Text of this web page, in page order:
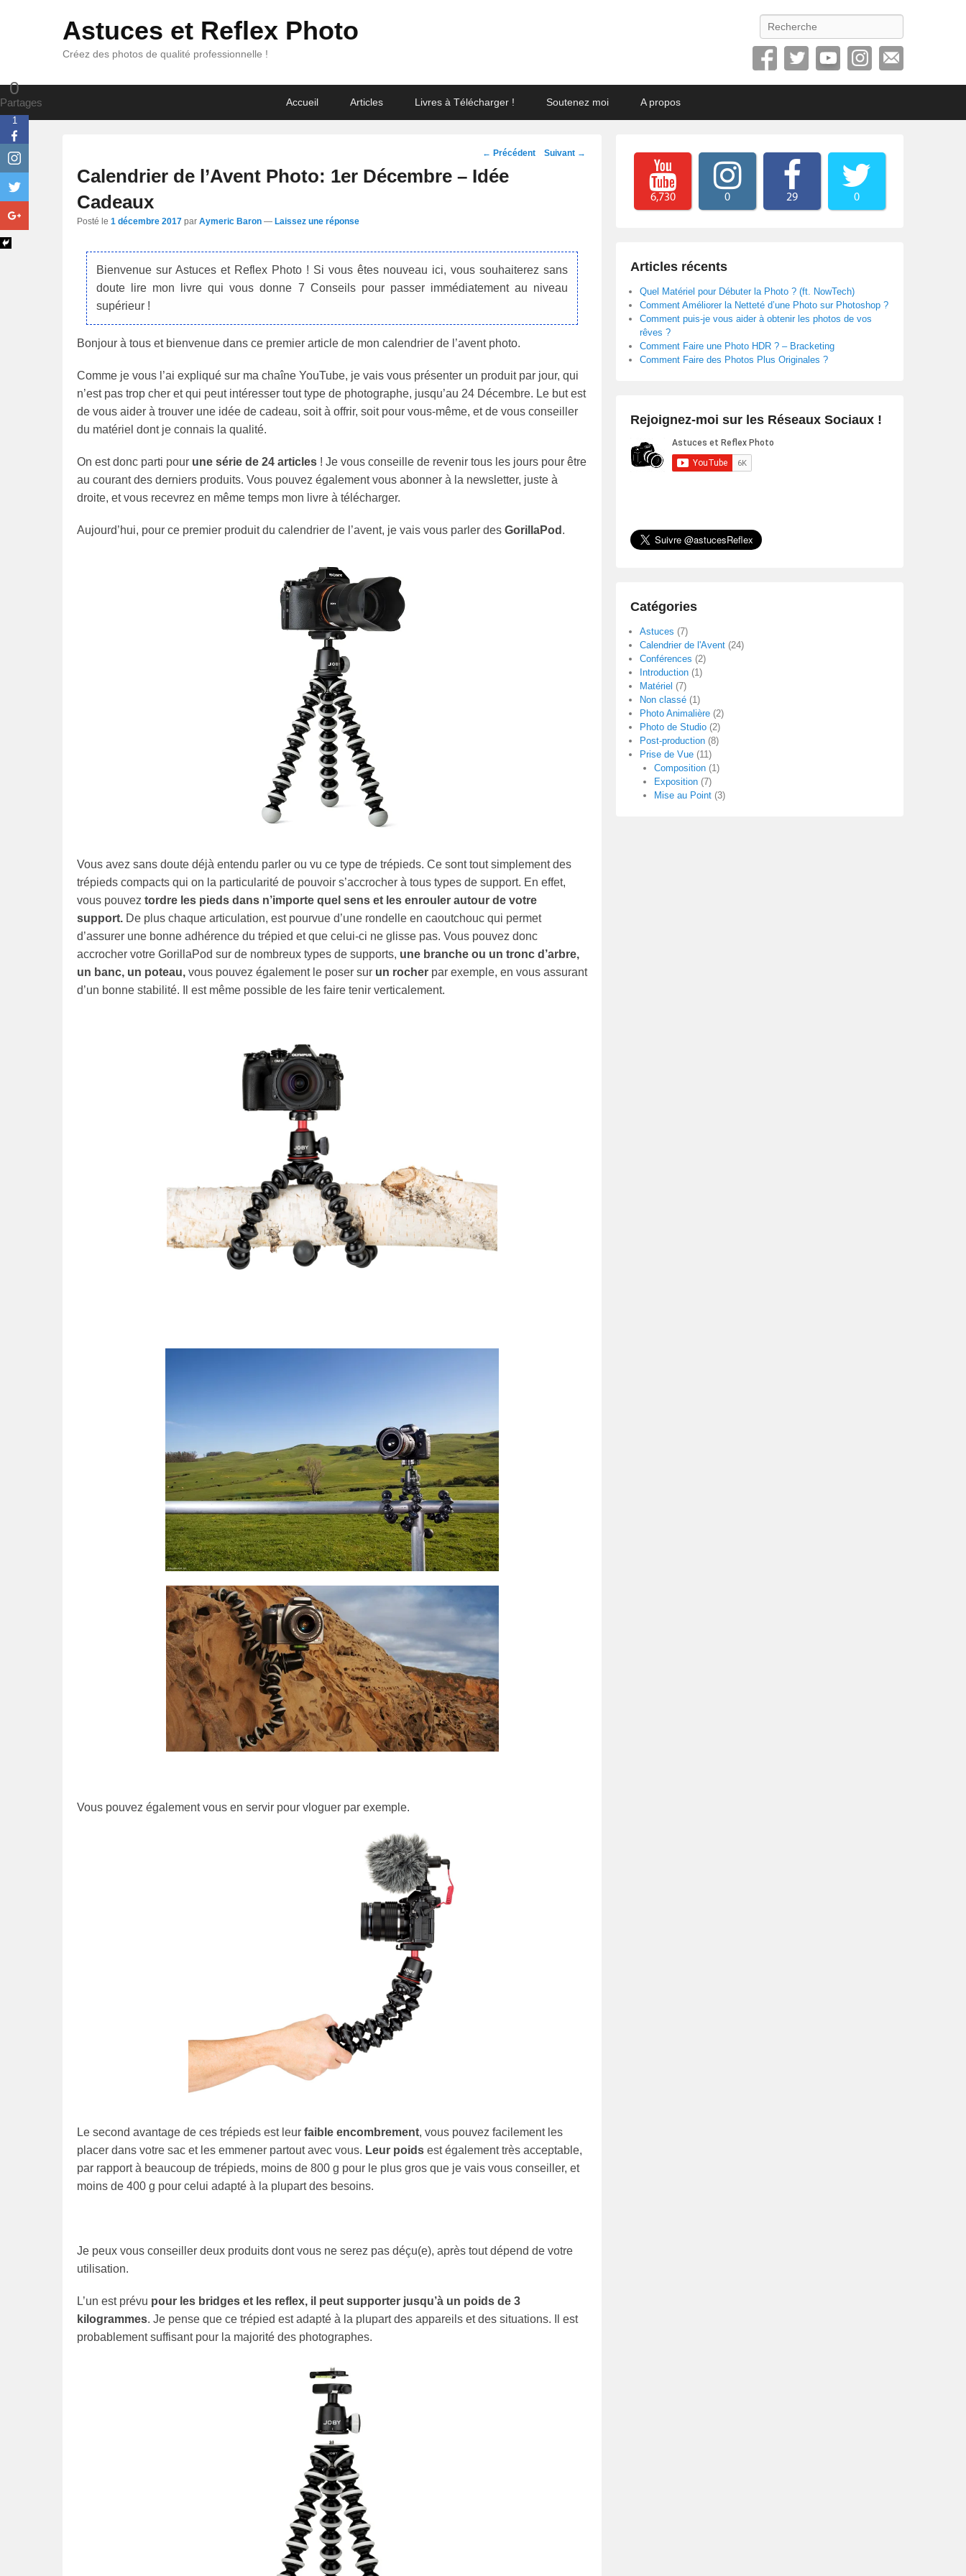
Astuces et Reflex Photo
Créez des photos de qualité professionnelle !
Recherche
Premier
menu
Passer
contenu
principal
Passer
contenu
secondaire
Accueil Articles Livres à Télécharger ! Soutenez moi A propos
Navigation
des
← Précédent Suivant →
Calendrier de l’Avent Photo: 1er Décembre – Idée
Cadeaux
Posté le 1 décembre 2017 par Aymeric Baron — Laissez une réponse
Bienvenue sur Astuces et Reflex Photo ! Si vous êtes nouveau ici, vous souhaiterez sans
doute lire mon livre qui vous donne 7 Conseils pour passer immédiatement au niveau
supérieur !
Bonjour à tous et bienvenue dans ce premier article de mon calendrier de l’avent photo.
Comme je vous l’ai expliqué sur ma chaîne YouTube, je vais vous présenter un produit par jour, qui
n’est pas trop cher et qui peut intéresser tout type de photographe, jusqu’au 24 Décembre. Le but est
de vous aider à trouver une idée de cadeau, soit à offrir, soit pour vous-même, et de vous conseiller
du matériel dont je connais la qualité.
On est donc parti pour une série de 24 articles ! Je vous conseille de revenir tous les jours pour être
au courant des derniers produits. Vous pouvez également vous abonner à la newsletter, juste à
droite, et vous recevrez en même temps mon livre à télécharger.
Aujourd’hui, pour ce premier produit du calendrier de l’avent, je vais vous parler des GorillaPod .
Vous avez sans doute déjà entendu parler ou vu ce type de trépieds. Ce sont tout simplement des
trépieds compacts qui on la particularité de pouvoir s’accrocher à tous types de support. En effet,
vous pouvez tordre les pieds dans n’importe quel sens et les enrouler autour de votre
support. De plus chaque articulation, est pourvue d’une rondelle en caoutchouc qui permet
d’assurer une bonne adhérence du trépied et que celui-ci ne glisse pas. Vous pouvez donc
accrocher votre GorillaPod sur de nombreux types de supports, une branche ou un tronc d’arbre,
un banc, un poteau, vous pouvez également le poser sur un rocher par exemple, en vous assurant
d’un bonne stabilité. Il est même possible de les faire tenir verticalement.
Vous pouvez également vous en servir pour vloguer par exemple.
Le second avantage de ces trépieds est leur faible encombrement, vous pouvez facilement les
placer dans votre sac et les emmener partout avec vous. Leur poids est également très acceptable,
par rapport à beaucoup de trépieds, moins de 800 g pour le plus gros que je vais vous conseiller, et
moins de 400 g pour celui adapté à la plupart des besoins.
Je peux vous conseiller deux produits dont vous ne serez pas déçu(e), après tout dépend de votre
utilisation.
L’un est prévu pour les bridges et les reflex, il peut supporter jusqu’à un poids de 3
kilogrammes. Je pense que ce trépied est adapté à la plupart des appareils et des situations. Il est
probablement suffisant pour la majorité des photographes.
0
Partages
1
6,730 0 29 0
Articles récents
Quel Matériel pour Débuter la Photo ? (ft. NowTech)
Comment Améliorer la Netteté d’une Photo sur Photoshop ?
Comment puis-je vous aider à obtenir les photos de vos
rêves ?
Comment Faire une Photo HDR ? – Bracketing
Comment Faire des Photos Plus Originales ?
Rejoignez-moi sur les Réseaux Sociaux !
Catégories
Astuces (7)
Calendrier de l'Avent (24)
Conférences (2)
Introduction (1)
Matériel (7)
Non classé (1)
Photo Animalière (2)
Photo de Studio (2)
Post-production (8)
Prise de Vue (11)
Composition(1)
Exposition(7)
Mise au Point(3)